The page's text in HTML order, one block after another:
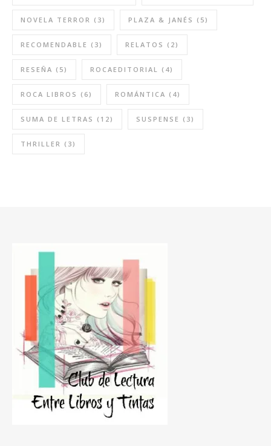
NOVELA TERROR (3) PLAZA & JANÉS (5)
RECOMENDABLE (3) RELATOS (2)
RESEÑA (5) ROCAEDITORIAL (4)
ROCA LIBROS (6) ROMÁNTICA (4)
SUMA DE LETRAS (12) SUSPENSE (3)
THRILLER (3)